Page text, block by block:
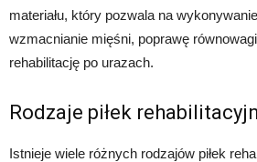
materiału, który pozwala na
wzmacnianie mięśni, poprawę
rehabilitację po urazach.
Rodzaje piłek
Istnieje wiele różnych rodzajów piłek